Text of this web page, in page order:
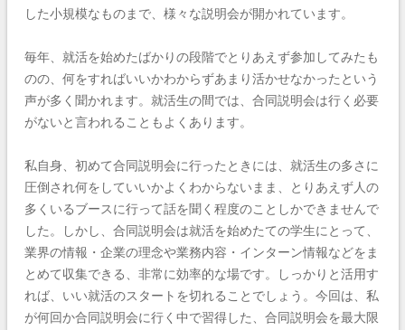
した小規模なものまで、様々な説明会が開かれています。
毎年、就活を始めたばかりの段階でとりあえず参加してみたも
のの、何をすればいいかわからずあまり活かせなかったという
声が多く聞かれます。就活生の間では、合同説明会は行く必要
がないと言われることもよくあります。
私自身、初めて合同説明会に行ったときには、就活生の多さに
圧倒され何をしていいかよくわからないまま、とりあえず人の
多くいるブースに行って話を聞く程度のことしかできませんで
した。しかし、合同説明会は就活を始めたての学生にとって、
業界の情報・企業の理念や業務内容・インターン情報などをま
とめて収集できる、非常に効率的な場です。しっかりと活用す
れば、いい就活のスタートを切れることでしょう。今回は、私
が何回か合同説明会に行く中で習得した、合同説明会を最大限